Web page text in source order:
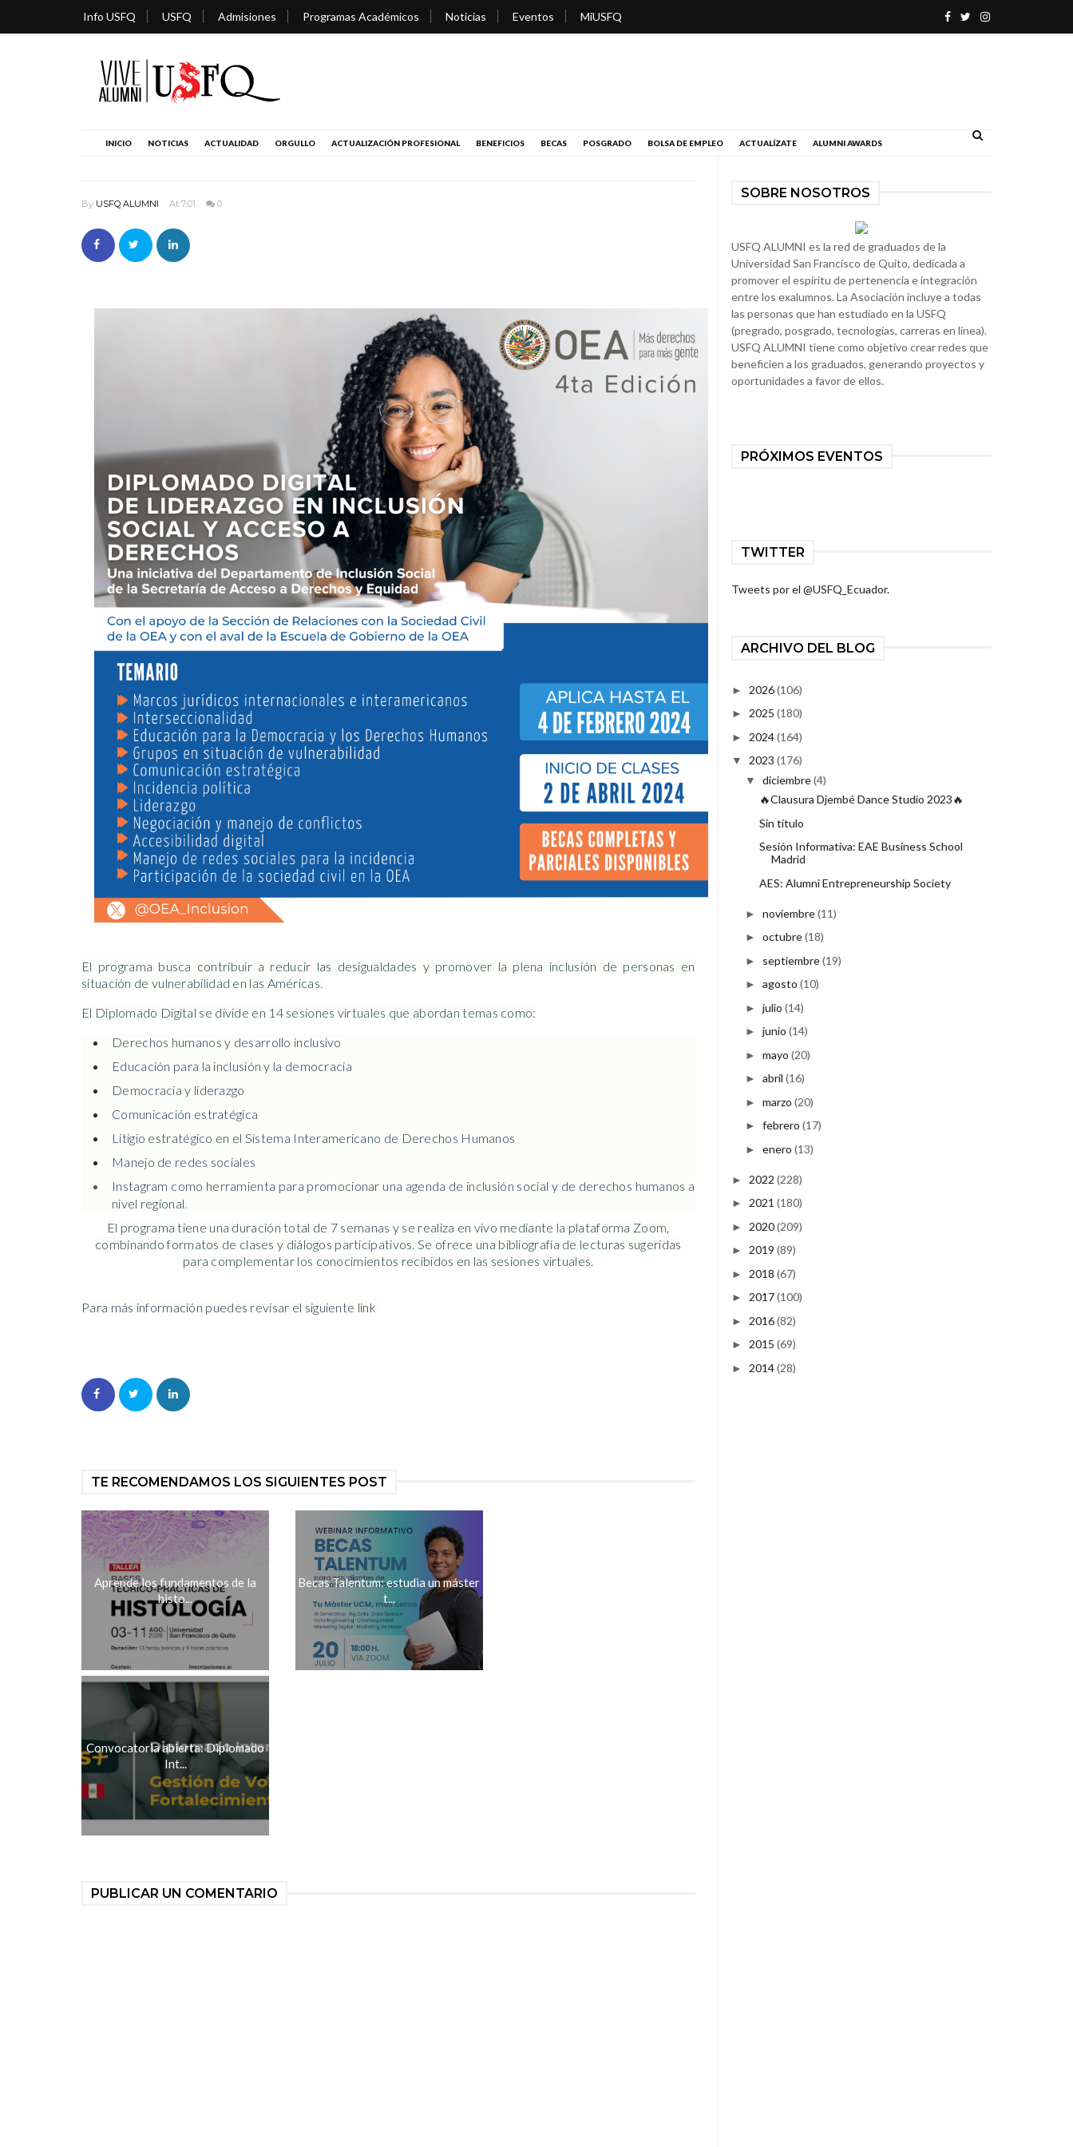
Info USFQ USFQ Admisiones Programas Académicos Noticias Eventos MiUSFQ
INICIO NOTICIAS ACTUALIDAD ORGULLO ACTUALIZACIÓN PROFESIONAL BENEFICIOS BECAS POSGRADO BOLSA DE EMPLEO ACTUALÍZATE ALUMNI AWARDS
By USFQ ALUMNI At 7:01 0
El programa busca contribuir a reducir las desigualdades y promover la plena inclusión de personas en
situación de vulnerabilidad en las Américas
El Diplomado Digital se divide en 14 sesiones virtuales que abordan temas como:
Derechos humanos y desarrollo inclusivo
Educación para la inclusión y la democracia
Democracia y liderazgo
Comunicación estratégica
Litigio estratégico en el Sistema Interamericano de Derechos Humanos
Manejo de redes sociales
Instagram como herramienta para promocionar una agenda de inclusión social y de derechos humanos a
nivel regional
El programa tiene una duración total de 7 semanas y se realiza en vivo mediante la plataforma Zoom,
combinando formatos de clases y diálogos participativos. Se ofrece una bibliografía de lecturas sugeridas
para complementar los conocimientos recibidos en las sesiones virtuales
Para más información puedes revisar el siguiente link
TE RECOMENDAMOS LOS SIGUIENTES POST
Aprende los fundamentos de la
histo...
Becas Talentum: estudia un máster
t...
Convocatoria abierta: Diplomado
Int...
PUBLICAR UN COMENTARIO
SOBRE NOSOTROS
USFQ ALUMNI es la red de graduados de la
Universidad San Francisco de Quito, dedicada a
promover el espíritu de pertenencia e integración
entre los exalumnos. La Asociación incluye a todas
las personas que han estudiado en la USFQ
(pregrado, posgrado, tecnologías, carreras en línea).
USFQ ALUMNI tiene como objetivo crear redes que
beneficien a los graduados, generando proyectos y
oportunidades a favor de ellos.
PRÓXIMOS EVENTOS
TWITTER
Tweets por el @USFQ_Ecuador.
ARCHIVO DEL BLOG
► 2026(106)
► 2025 (180)
► 2024(164)
▼ 2023 (176)
▼ diciembre(4)
🔥Clausura Djembé Dance Studio 2023🔥
Sin título
Sesión Informativa: EAE Business School
Madrid
AES: Alumni Entrepreneurship Society
► noviembre(11)
► octubre(18)
► septiembre(19)
► agosto (10)
► julio (14)
► junio (14)
► mayo (20)
► abril (16)
► marzo (20)
► febrero (17)
► enero (13)
► 2022 (228)
► 2021 (180)
► 2020(209)
► 2019 (89)
► 2018 (67)
► 2017(100)
► 2016(82)
► 2015 (69)
► 2014(28)